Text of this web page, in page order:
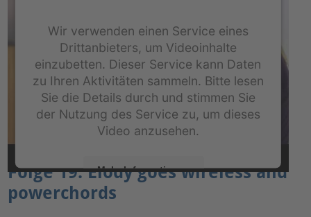
Wir verwenden einen Service eines
Drittanbieters, um Videoinhalte
einzubetten. Dieser Service kann Daten
zu Ihren Aktivitäten sammeln. Bitte lesen
Sie die Details durch und stimmen Sie
der Nutzung des Service zu, um dieses
Video anzusehen.
Mehr Informationen
Folge 19: Elody goes wireless and
powerchords